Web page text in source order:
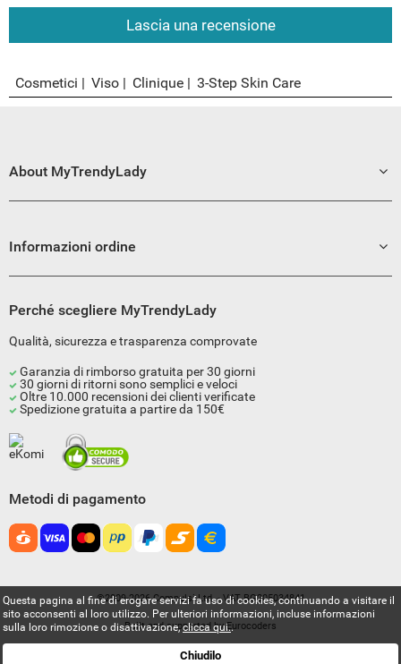
Questa pagina al fine di erogare servizi fa uso di cookies, continuando a visitare il
sito acconsenti al loro utilizzo. Per ulteriori informazioni, incluse informazioni
sulla loro rimozione o disattivazione,clicca qui..
Chiudilo
Lascia una recensione
Cosmetici Viso Clinique 3-Step Skin Care
About MyTrendyLady
Informazioni ordine
Perché scegliere MyTrendyLady
Qualità, sicurezza e trasparenza comprovate
Garanzia di rimborso gratuita per 30 giorni
30 giorni di ritorni sono semplici e veloci
Oltre 10.000 recensioni dei clienti verificate
Spedizione gratuita a partire da 150€
Metodi di pagamento
©2009-2026 Compulsi Ltd. - VAT BG205034841
Built and supported byEurocoders